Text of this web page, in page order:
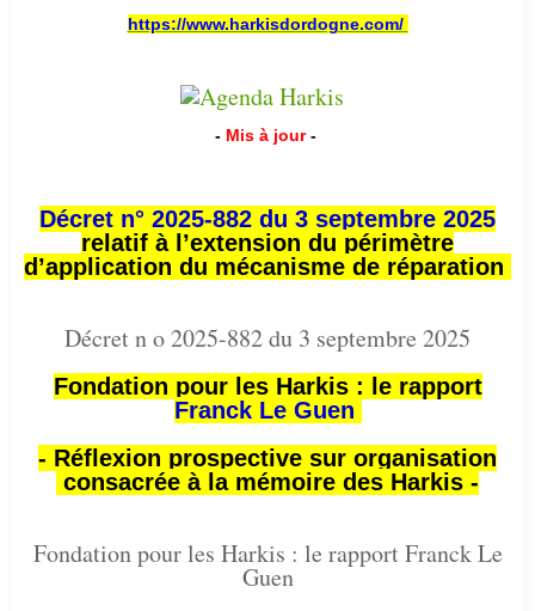
https://www.harkisdordogne.com/
- Mis à jour -
Décret n° 2025-882 du 3 septembre 2025
relatif à l’extension du périmètre
d’application du mécanisme de réparation
Décret n o 2025-882 du 3 septembre 2025
Fondation pour les Harkis : le rapport
Franck Le Guen
- Réflexion prospective sur organisation
consacrée à la mémoire des Harkis -
Fondation pour les Harkis : le rapport Franck Le
Guen